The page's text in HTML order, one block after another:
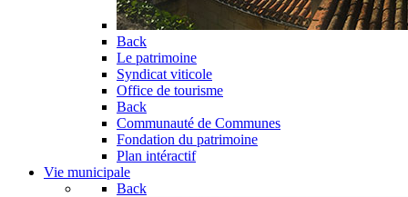
Back
Le patrimoine
Syndicat viticole
Office de tourisme
Back
Communauté de Communes
Fondation du patrimoine
Plan intéractif
Vie municipale
Back